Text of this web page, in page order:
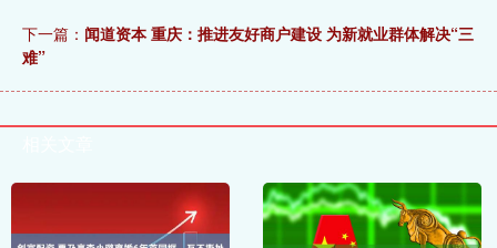
下一篇： 闻道资本 重庆：推进友好商户建设 为新就业群体解决“三
难”